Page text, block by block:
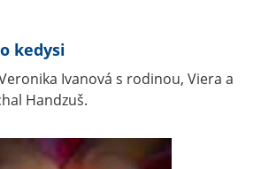
kedysi
Ivanová s rodinou, Viera a
Handzuš.